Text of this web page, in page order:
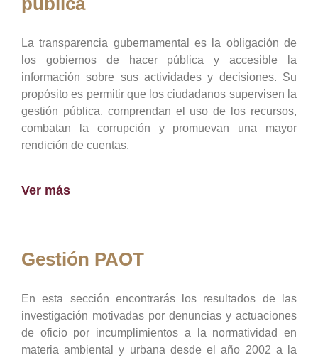
La transparencia gubernamental es la obligación de
los gobiernos de hacer pública y accesible la
información sobre sus actividades y decisiones. Su
propósito es permitir que los ciudadanos supervisen la
gestión pública, comprendan el uso de los recursos,
combatan la corrupción y promuevan una mayor
rendición de cuentas.
Ver más
Gestión PAOT
En esta sección encontrarás los resultados de las
investigación motivadas por denuncias y actuaciones
de oficio por incumplimientos a la normatividad en
materia ambiental y urbana desde el año 2002 a la